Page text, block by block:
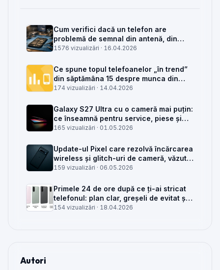
Cum verifici dacă un telefon are
problemă de semnal din antenă, din
placa de bază sau din rețea
1576 vizualizări · 16.04.2026
Ce spune topul telefoanelor „în trend”
din săptămâna 15 despre munca din
service GSM
174 vizualizări · 14.04.2026
Galaxy S27 Ultra cu o cameră mai puțin:
ce înseamnă pentru service, piese și
client
165 vizualizări · 01.05.2026
Update-ul Pixel care rezolvă încărcarea
wireless și glitch-uri de cameră, văzut
din service
159 vizualizări · 06.05.2026
Primele 24 de ore după ce ți-ai stricat
telefonul: plan clar, greșeli de evitat și
când mai merită reparat
154 vizualizări · 18.04.2026
Autori